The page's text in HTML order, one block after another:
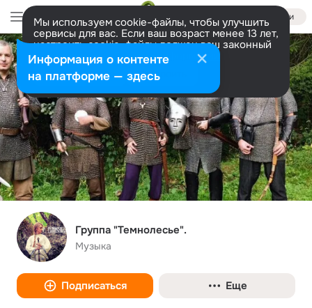
Войти
Мы используем cookie-файлы, чтобы улучшить
сервисы для вас. Если ваш возраст менее 13 лет,
настроить cookie-файлы должен ваш законный
представитель. Больше информации
Разрешить все Настроить
Группа "Темнолесье".
Музыка
Подписаться Еще
Информация о контенте
на платформе — здесь